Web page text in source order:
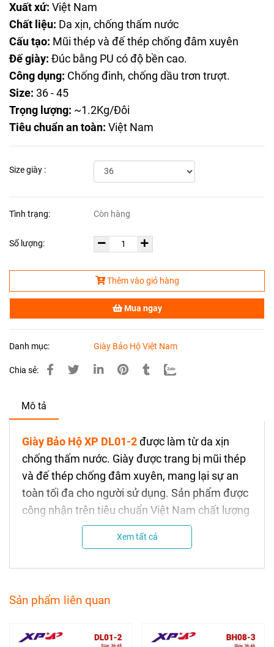
Xuất xứ: Việt Nam
Chất liệu: Da xịn, chống thấm nước
Cấu tạo: Mũi thép và đế thép chống đâm xuyên
Đế giày: Đúc bằng PU có độ bền cao.
Công dụng: Chống đinh, chống dầu trơn trượt.
Size: 36 - 45
Trọng lượng: ~1.2Kg/Đôi
Tiêu chuẩn an toàn: Việt Nam
Size giày :
Tình trạng: Còn hàng
Số lượng:
Thêm vào giỏ hàng
Mua ngay
Danh mục: Giày Bảo Hộ Việt Nam
Chia sẻ:
Mô tả
Giày Bảo Hộ XP DL01-2được làm từ da xịn
chống thấm nước. Giày được trang bị mũi thép
và đế thép chống đâm xuyên, mang lại sự an
toàn tối đa cho người sử dụng. Sản phẩm được
công nhận trên tiêu chuẩn Việt Nam chất lượng
Xuất xứ: Việt Nam
Thương hiệu: XP
Xem tất cả
Sản phẩm liên quan